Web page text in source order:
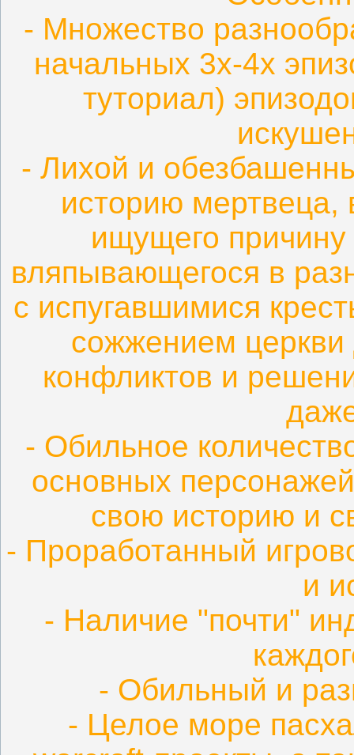
- Множество
начальных 3х-4х
туториал)
- Лихой и
историю мертвеца,
ищущего причину
вляпывающегося в
с испугавшимися
сожжением
конфликтов и
- Обильное
основных
свою историю и
- Проработанный
и
- Наличие "почти"
- Обильный и
- Целое море